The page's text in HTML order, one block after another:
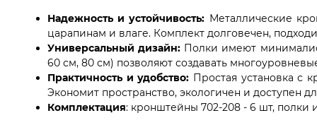
Надежность и устойчивость: Металлические
царапинам и влаге. Комплект долговечен,
Универсальный дизайн: Полки имеют
60 см, 80 см) позволяют создавать
Практичность и удобство: Простая установка с
Экономит пространство, экологичен и доступен
Комплектация: кронштейны 702-208 - 6 шт, полки